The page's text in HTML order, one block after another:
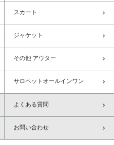
スカート
ジャケット
その他 アウター
サロペットオールインワン
よくある質問
お問い合わせ